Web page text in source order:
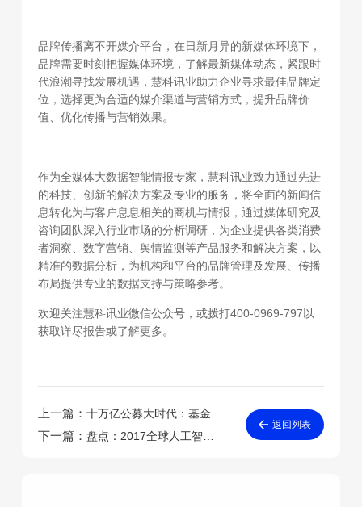
品牌传播离不开媒介平台，在日新月异的新媒体环境下，
品牌需要时刻把握媒体环境，了解最新媒体动态，紧跟时
代浪潮寻找发展机遇，慧科讯业助力企业寻求最佳品牌定
位，选择更为合适的媒介渠道与营销方式，提升品牌价
值、优化传播与营销效果。
作为全媒体大数据智能情报专家，慧科讯业致力通过先进
的科技、创新的解决方案及专业的服务，将全面的新闻信
息转化为与客户息息相关的商机与情报，通过媒体研究及
咨询团队深入行业市场的分析调研，为企业提供各类消费
者洞察、数字营销、舆情监测等产品服务和解决方案，以
精准的数据分析，为机构和平台的品牌管理及发展、传播
布局提供专业的数据支持与策略参考。
欢迎关注慧科讯业微信公众号，或拨打400-0969-797以
获取详尽报告或了解更多。
上一篇：
下一篇：
返回列表